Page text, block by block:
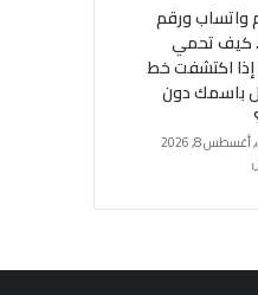
واتساب ورقم
كيف تحمي
اكتشفت خط
باسمك دون
السبت, أغسطس 8, 2026